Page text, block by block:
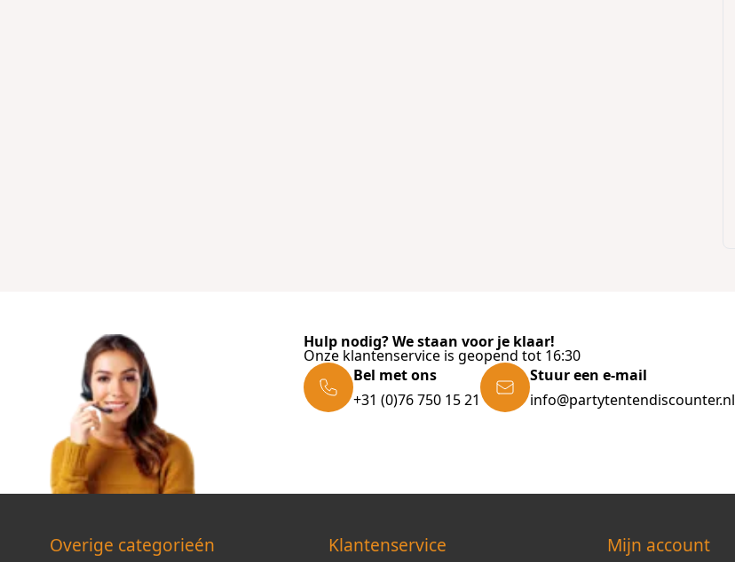
Hulp nodig? We staan voor je klaar!
Onze klantenservice is geopend tot 16:30
Bel met ons
+31 (0)76 750 15 21
Stuur een e-mail
info@partytentendiscounter.nl
Overige categorieén Klantenservice Mijn account